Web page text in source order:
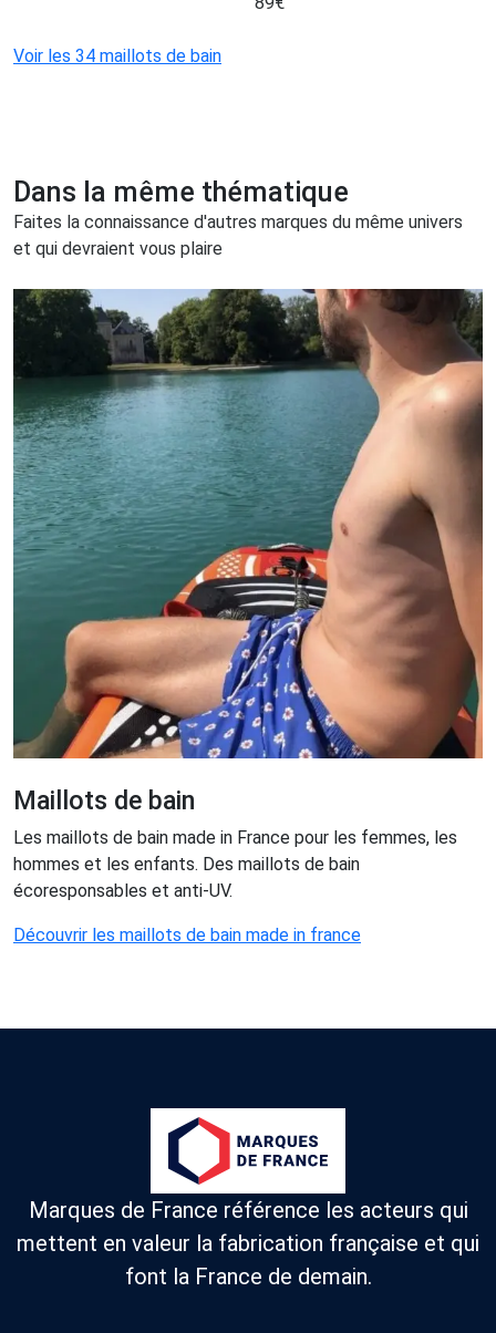
Voir les 34 maillots de bain
Dans la même thématique
Faites la connaissance d'autres marques du même univers
et qui devraient vous plaire
Maillots de bain
Les maillots de bain made in France pour les femmes, les
hommes et les enfants. Des maillots de bain
écoresponsables et anti-UV.
Découvrir les maillots de bain made in france
Marques de France référence les acteurs qui
mettent en valeur la fabrication française et qui
font la France de demain.